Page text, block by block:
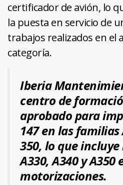
certificador de avión, lo
la puesta en servicio de
trabajos realizados en el
categoría.
Iberia
centro de
aprobado para
147 en las familias
350, lo que
A330, A340 y A350
motorizaciones.